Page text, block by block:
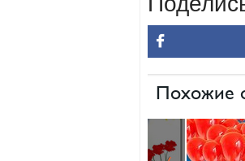
Похожие